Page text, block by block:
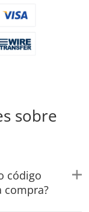
sobre
código
compra?